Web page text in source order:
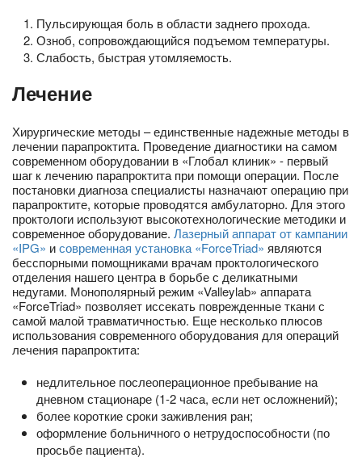
Пульсирующая боль в области заднего прохода.
Озноб, сопровождающийся подъемом температуры.
Слабость, быстрая утомляемость.
Лечение
Хирургические методы – единственные надежные методы в
лечении парапроктита. Проведение диагностики на самом
современном оборудовании в «Глобал клиник» - первый
шаг к лечению парапроктита при помощи операции. После
постановки диагноза специалисты назначают операцию при
парапроктите, которые проводятся амбулаторно. Для этого
проктологи используют высокотехнологические методики и
современное оборудование. Лазерный аппарат от кампании
«IPG» исовременная установка «ForceTriad» являются
бесспорными помощниками врачам проктологического
отделения нашего центра в борьбе с деликатными
недугами. Монополярный режим «Valleylab» аппарата
«ForceTriad» позволяет иссекать поврежденные ткани с
самой малой травматичностью. Еще несколько плюсов
использования современного оборудования для операций
лечения парапроктита:
недлительное послеоперационное пребывание на
дневном стационаре (1-2 часа, если нет осложнений);
более короткие сроки заживления ран;
оформление больничного о нетрудоспособности (по
просьбе пациента).